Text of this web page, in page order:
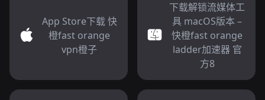
App Store下载 快
橙fast orange
vpn橙子
下载解锁流媒体工
具 macOS版本 –
快橙fast orange
ladder加速器 官
方8